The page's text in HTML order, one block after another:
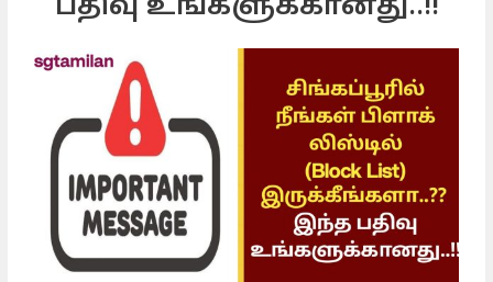
பதிவு உங்களுக்கானது..!!